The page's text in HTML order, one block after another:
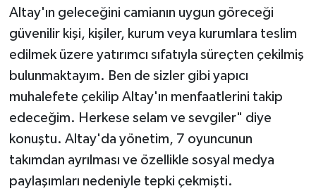
Altay'ın geleceğini camianın uygun göreceği
güvenilir kişi, kişiler, kurum veya kurumlara teslim
edilmek üzere yatırımcı sıfatıyla süreçten çekilmiş
bulunmaktayım. Ben de sizler gibi yapıcı
muhalefete çekilip Altay'ın menfaatlerini takip
edeceğim. Herkese selam ve sevgiler" diye
konuştu. Altay'da yönetim, 7 oyuncunun
takımdan ayrılması ve özellikle sosyal medya
paylaşımları nedeniyle tepki çekmişti.